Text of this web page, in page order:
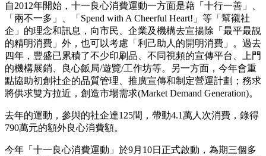
自2012年開始，十一良心消費運動一方面是藉「十行一善」、
「兩不一多」、「Spend with A Cheerful Heart!」等「幫襯社
企」的理念和訊息，向市民、企業及機構去宣揚除「最平最靚
的精明消費」外，也可以考慮「利己助人的開明消費」。過去
四年，豐盛已累積了不少印刷品、不同視頻的宣傳平台、上門
的機構展銷、良心飯局/遊覽/工作坊等。另一方面，今年會重
點協助初創社企的品質管理、推廣宣傳和制定營運計劃；務求
將供求雙方拉近，創造市場需求(Market Demand Generation)。
去年的運動，參與的社企達125間，帶動4.1萬人次消費，錄得
790萬元的額外良心消費額。
今年「十一良心消費運動」於9月10日正式啟動，為期三個多